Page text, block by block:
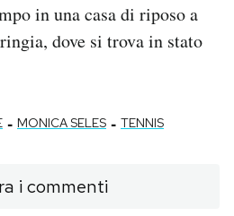
in una casa di riposo a
dove si trova in stato
- MONICA SELES - TENNIS
i commenti